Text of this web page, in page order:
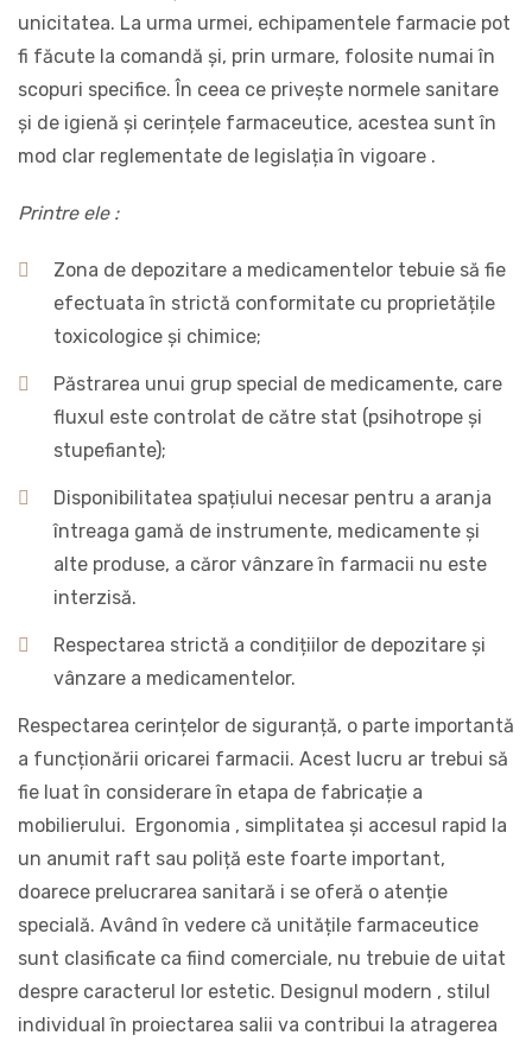
unicitatea. La urma urmei, echipamentele farmacie pot
fi făcute la comandă și, prin urmare, folosite numai în
scopuri specifice. În ceea ce privește normele sanitare
și de igienă și cerințele farmaceutice, acestea sunt în
mod clar reglementate de legislația în vigoare .
Printre ele :
Zona de depozitare a medicamentelor tebuie să fie
efectuata în strictă conformitate cu proprietățile
toxicologice și chimice;
Păstrarea unui grup special de medicamente, care
fluxul este controlat de către stat (psihotrope și
stupefiante);
Disponibilitatea spațiului necesar pentru a aranja
întreaga gamă de instrumente, medicamente și
alte produse, a căror vânzare în farmacii nu este
interzisă.
Respectarea strictă a condițiilor de depozitare și
vânzare a medicamentelor.
Respectarea cerințelor de siguranță, o parte importantă
a funcționării oricarei farmacii. Acest lucru ar trebui să
fie luat în considerare în etapa de fabricație a
mobilierului. Ergonomia , simplitatea și accesul rapid la
un anumit raft sau poliță este foarte important,
doarece prelucrarea sanitară i se oferă o atenție
specială. Având în vedere că unitățile farmaceutice
sunt clasificate ca fiind comerciale, nu trebuie de uitat
despre caracterul lor estetic. Designul modern , stilul
individual în proiectarea salii va contribui la atragerea